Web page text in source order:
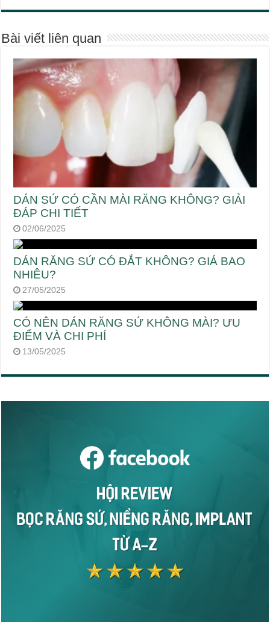
Bài viết liên quan
DÁN SỨ CÓ CẦN MÀI RĂNG KHÔNG? GIẢI
ĐÁP CHI TIẾT
02/06/2025
DÁN RĂNG SỨ CÓ ĐẮT KHÔNG? GIÁ BAO
NHIÊU?
27/05/2025
CÓ NÊN DÁN RĂNG SỨ KHÔNG MÀI? ƯU
ĐIỂM VÀ CHI PHÍ
13/05/2025